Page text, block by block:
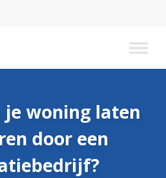
je woning laten
door een